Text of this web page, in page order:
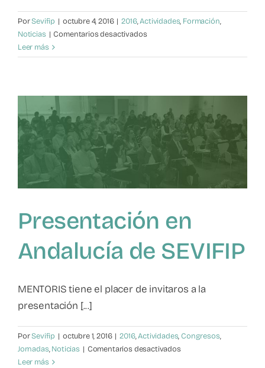
PorSevifip | octubre 4, 2016 | 2016,Actividades, Formación,
Noticias | Comentarios desactivadosen
sobre
la
violencia
de
género
en
la
adolescencia
Leer más
Presentación en
Andalucía de SEVIFIP
MENTORIS tiene el placer de invitaros a la
presentación [...]
PorSevifip | octubre 1, 2016 | 2016,Actividades, Congresos,
Jornadas,Noticias | Comentarios desactivadosen
Leer más